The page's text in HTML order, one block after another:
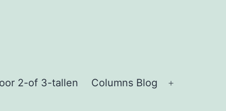
2-of 3-tallen Columns Blog